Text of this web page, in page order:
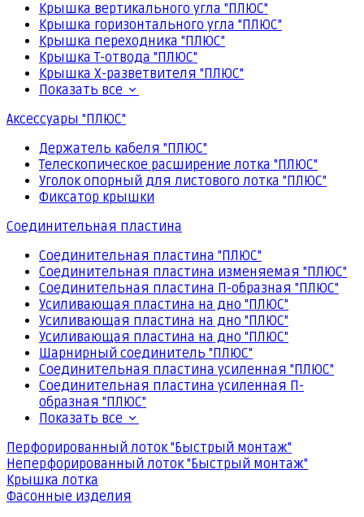
Крышка вертикального угла "ПЛЮС"
Крышка горизонтального угла "ПЛЮС"
Крышка переходника "ПЛЮС"
Крышка Т-отвода "ПЛЮС"
Крышка Х-разветвителя "ПЛЮС"
Показать все
Аксессуары "ПЛЮС"
Держатель кабеля "ПЛЮС"
Телескопическое расширение лотка "ПЛЮС"
Уголок опорный для листового лотка "ПЛЮС"
Фиксатор крышки
Соединительная пластина
Соединительная пластина "ПЛЮС"
Соединительная пластина изменяемая "ПЛЮС"
Соединительная пластина П-образная "ПЛЮС"
Усиливающая пластина на дно "ПЛЮС"
Усиливающая пластина на дно "ПЛЮС"
Усиливающая пластина на дно "ПЛЮС"
Шарнирный соединитель "ПЛЮС"
Соединительная пластина усиленная "ПЛЮС"
Соединительная пластина усиленная П-
образная "ПЛЮС"
Показать все
Перфорированный лоток "Быстрый монтаж"
Неперфорированный лоток "Быстрый монтаж"
Крышка лотка
Фасонные изделия